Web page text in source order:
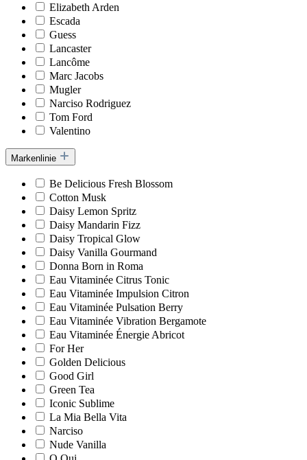
Elizabeth Arden
Escada
Guess
Lancaster
Lancôme
Marc Jacobs
Mugler
Narciso Rodriguez
Tom Ford
Valentino
Markenlinie
Be Delicious Fresh Blossom
Cotton Musk
Daisy Lemon Spritz
Daisy Mandarin Fizz
Daisy Tropical Glow
Daisy Vanilla Gourmand
Donna Born in Roma
Eau Vitaminée Citrus Tonic
Eau Vitaminée Impulsion Citron
Eau Vitaminée Pulsation Berry
Eau Vitaminée Vibration Bergamote
Eau Vitaminée Énergie Abricot
For Her
Golden Delicious
Good Girl
Green Tea
Iconic Sublime
La Mia Bella Vita
Narciso
Nude Vanilla